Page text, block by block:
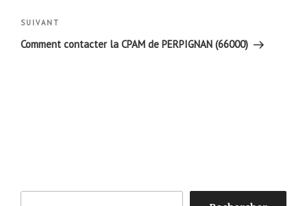
Article
suivant
SUIVANT
Comment contacter la CPAM de PERPIGNAN (66000)